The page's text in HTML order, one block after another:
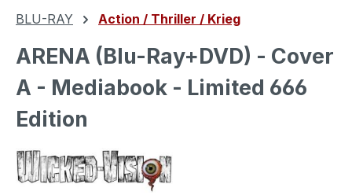
BLU-RAY Action / Thriller / Krieg
ARENA (Blu-Ray+DVD) - Cover
A - Mediabook - Limited 666
Edition